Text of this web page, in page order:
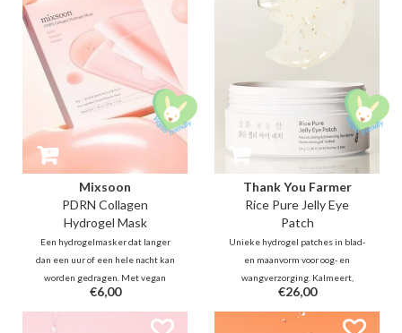
verhelderend rijst (30%),
probiotica om de huidbarrière te
kalmeren, beschermen en
versterken.
vettigheid.
Mixsoon
PDRN Collagen
Hydrogel Mask
Een hydrogelmasker dat langer
dan een uur of een hele nacht kan
worden gedragen. Met vegan
PDRN verbetert het de
elasticiteit voor een stevigere,
€6,00
Thank You Farmer
Rice Pure Jelly Eye
Patch
Unieke hydrogel patches in blad-
en maanvorm voor oog- en
wangverzorging. Kalmeert,
ontzwelt en verheldert de teint
direct. Verrijkt met Rijstextract,
€26,00